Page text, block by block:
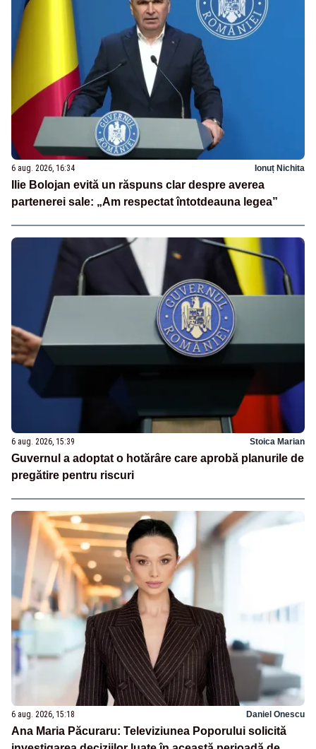
6 aug. 2026, 16:34 Ionuț Nichita
Ilie Bolojan evită un răspuns clar despre averea
partenerei sale: „Am respectat întotdeauna legea”
6 aug. 2026, 15:39 Stoica Marian
Guvernul a adoptat o hotărâre care aprobă planurile de
pregătire pentru riscuri
6 aug. 2026, 15:18 Daniel Onescu
Ana Maria Păcuraru: Televiziunea Poporului solicită